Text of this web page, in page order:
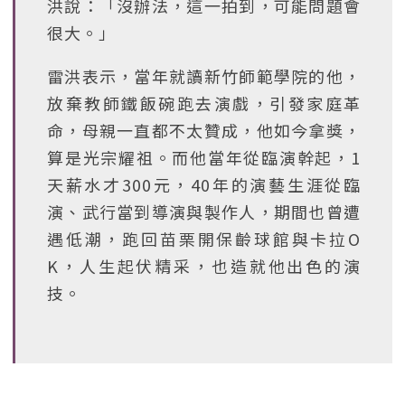
洪說：「沒辦法，這一拍到，可能問題會
很大。」
雷洪表示，當年就讀新竹師範學院的他，
放棄教師鐵飯碗跑去演戲，引發家庭革
命，母親一直都不太贊成，他如今拿獎，
算是光宗耀祖。而他當年從臨演幹起，1
天薪水才300元，40年的演藝生涯從臨
演、武行當到導演與製作人，期間也曾遭
遇低潮，跑回苗栗開保齡球館與卡拉O
K，人生起伏精采，也造就他出色的演
技。